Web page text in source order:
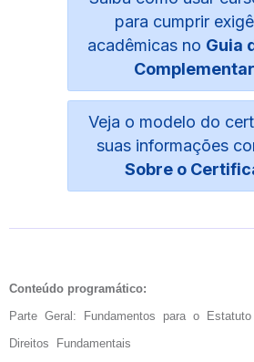
para cumprir
acadêmicas no Guia
Veja o modelo do
suas informações
Sobre o
Conteúdo programático:
Parte Geral: Fundamentos para o
Direitos Fundamentais